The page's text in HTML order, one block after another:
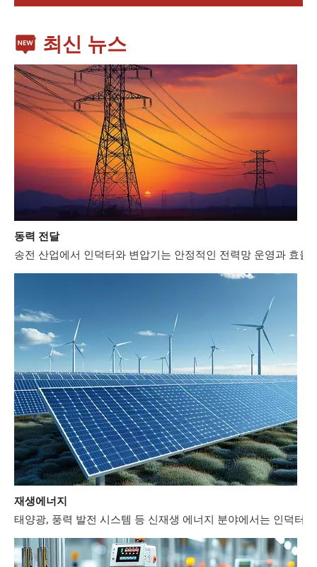
최신 뉴스
송전 산업에서 인덕터와 변압기는 안정적인 전력망 운영과 효
태양광, 풍력 발전 시스템 등 신재생 에너지 분야에서는 인덕터